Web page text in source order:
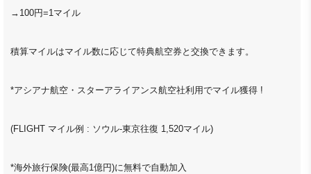
→100円=1マイル
積算マイルはマイル数に応じて特典航空券と交換できます。
*アシアナ航空・スターアライアンス航空社利用でマイル獲得 !
(FLIGHT マイル例 : ソウル-東京往復 1,520マイル)
*海外旅行保険(最高1億円)に無料で自動加入